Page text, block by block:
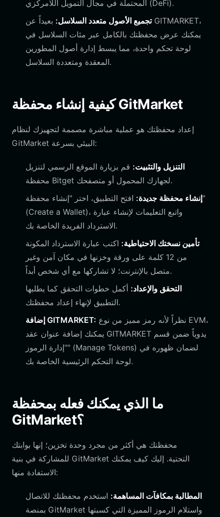
المحتملة في مجال التمويل اللامركزي (DeFi).
تجميع الأصول متعدد السلاسل: بعيداً عن GITMARKET،
يمكنك عرض محفظتك بالكامل عبر مئات السلاسل في
لوحة تحكم واحدة، مما يبسط إدارة أصول المطورين
المعقدة ومتعددة السلاسل.
كيفية إنشاء محفظة GitMarket
إعداد محفظتك هو عملية مباشرة مصممة لتجهيزك لنظام
GitMarket البيئي بسرعة:
التنزيل والتثبيت: قم بزيارة الموقع الرسمي لتنزيل
محفظة Bitget لجهازك المحمول أو متصفحك.
إنشاء محفظة جديدة: افتح التطبيق، اختر "إنشاء محفظة"
(Create a Wallet)، واتبع التعليمات لإنشاء عبارة
الاسترداد الفريدة الخاصة بك.
تأمين نسختك الاحتياطية: اكتب عبارة الاسترداد المكونة
من 12 كلمة على ورقة وخزنها في مكان آمن وغير
متصل بالإنترنت؛ لا تشاركها مع أي شخص أبداً.
التحقق والإعداد: أكمل خطوات التحقق كما يطلبها
التطبيق لإنهاء إعداد محفظتك.
إضافة GITMARKET:
يمكنك إضافة عنوان عقد GITMARKET يدوياً ضمن قسم
"إدارة الرموز" (Manage Tokens) لضمان ظهوره في
لوحة التحكم الرئيسية الخاصة بك.
ما الذي يمكنك فعله بمحفظة
GitMarket؟
محفظتك هي أكثر من مجرد وحدة تخزين؛ إنها بوابتك
للمشاركة في بنية GitMarket التحتية. إليك كيف يمكنك
الاستفادة منها:
المطالبة بمكافآت المساهمة: استخدم محفظتك للاتصال
بمنصة GitMarket واستلام الرموز المميزة التي كسبتها